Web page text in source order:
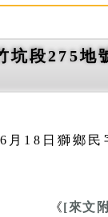
坑段275地
月18日獅鄉
《[來文